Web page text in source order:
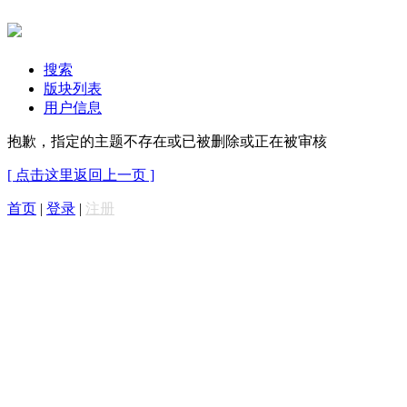
搜索
版块列表
用户信息
抱歉，指定的主题不存在或已被删除或正在被审核
[ 点击这里返回上一页 ]
首页 | 登录 | 注册